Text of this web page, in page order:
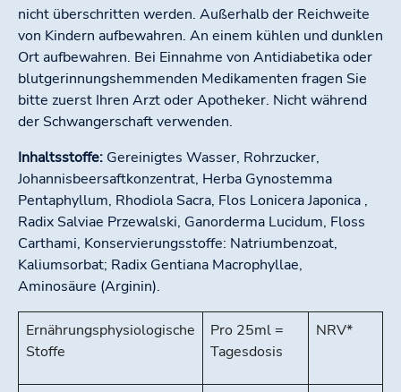
nicht überschritten werden. Außerhalb der Reichweite
von Kindern aufbewahren. An einem kühlen und dunklen
Ort aufbewahren. Bei Einnahme von Antidiabetika oder
blutgerinnungshemmenden Medikamenten fragen Sie
bitte zuerst Ihren Arzt oder Apotheker. Nicht während
der Schwangerschaft verwenden.
Inhaltsstoffe: Gereinigtes Wasser, Rohrzucker,
Johannisbeersaftkonzentrat, Herba Gynostemma
Pentaphyllum, Rhodiola Sacra, Flos Lonicera Japonica ,
Radix Salviae Przewalski, Ganorderma Lucidum, Floss
Carthami, Konservierungsstoffe: Natriumbenzoat,
Kaliumsorbat; Radix Gentiana Macrophyllae,
Aminosäure (Arginin).
Ernährungsphysiologische
Stoffe
Pro 25ml =
Tagesdosis
NRV*